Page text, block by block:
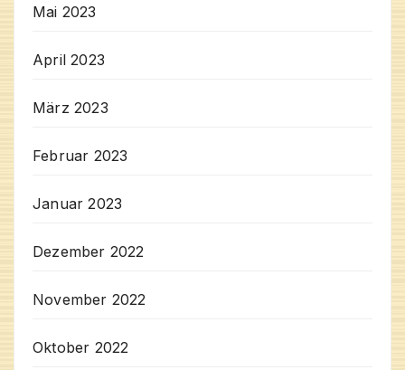
Mai 2023
April 2023
März 2023
Februar 2023
Januar 2023
Dezember 2022
November 2022
Oktober 2022